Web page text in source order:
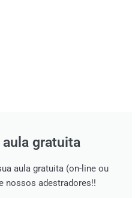
gratuita
aula gratuita (on-line ou
nossos adestradores!!